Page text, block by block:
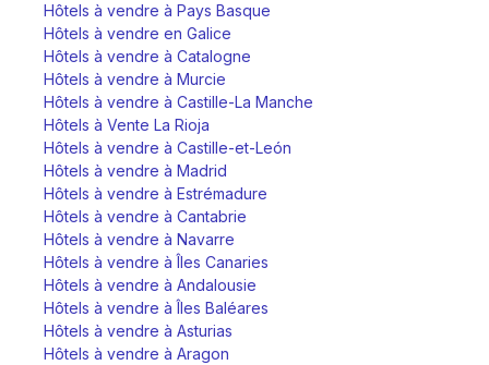
Hôtels à vendre à Pays Basque
Hôtels à vendre en Galice
Hôtels à vendre à Catalogne
Hôtels à vendre à Murcie
Hôtels à vendre à Castille-La Manche
Hôtels à Vente La Rioja
Hôtels à vendre à Castille-et-León
Hôtels à vendre à Madrid
Hôtels à vendre à Estrémadure
Hôtels à vendre à Cantabrie
Hôtels à vendre à Navarre
Hôtels à vendre à Îles Canaries
Hôtels à vendre à Andalousie
Hôtels à vendre à Îles Baléares
Hôtels à vendre à Asturias
Hôtels à vendre à Aragon